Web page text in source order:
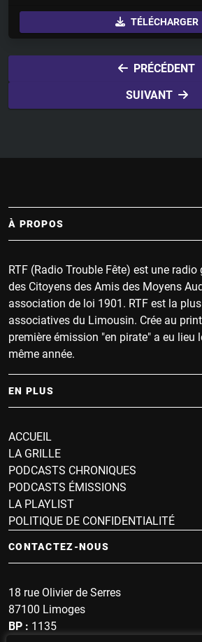
l
u
t
TÉLÉCHARGER
PRÉCÉDENT
SUIVANT
À PROPOS
RTF (Radio Trouble Fête) est une radio
des Citoyens des Amis des Moyens
association de loi 1901. RTF est la
associatives du Limousin. Crée au
première émission "en pirate" a eu lieu
même année.
EN PLUS
ACCUEIL
LA GRILLE
PODCASTS CHRONIQUES
PODCASTS ÉMISSIONS
LA PLAYLIST
POLITIQUE DE CONFIDENTIALITÉ
CONTACTEZ-NOUS
18 rue Olivier de Serres
87100 Limoges
BP : 1135